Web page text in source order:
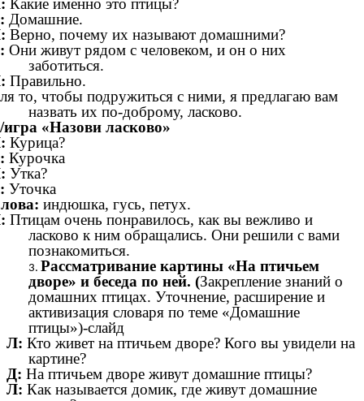
Какие именно это птицы?
Домашние.
Верно, почему их называют домашними?
Они живут рядом с человеком, и он о них
заботиться.
Правильно.
то, чтобы подружиться с ними, я предлагаю вам
назвать их по-доброму, ласково.
«Назови ласково»
Курица?
Курочка
Утка?
Уточка
индюшка, гусь, петух.
Птицам очень понравилось, как вы вежливо и
ласково к ним обращались. Они решили с вами
познакомиться.
Рассматривание картины «На птичьем
дворе» и беседа по ней. (Закрепление знаний о
домашних птицах. Уточнение, расширение и
активизация словаря по теме «Домашние
птицы»)-слайд
Л: Кто живет на птичьем дворе? Кого вы увидели на
картине?
Д: На птичьем дворе живут домашние птицы?
Л: Как называется домик, где живут домашние